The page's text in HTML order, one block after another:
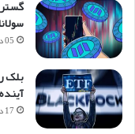
05 دی 1402
آینده
17 دی 1402